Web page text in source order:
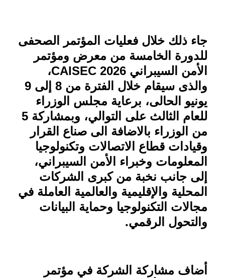
جاء ذلك خلال فعليات المؤتمر الصحفى
للدورة الخامسة من معرض ومؤتمر
الأمن السيبراني CAISEC 2026،
والذى سيقام خلال الفترة من 8 إلى 9
يونيو الحالى، برعاية مجلس الوزراء
للعام الثالث على التوالي، وبمشاركة 5
من الوزراء بالاضافة الى صناع القرار
وقيادات قطاع الاتصالات وتكنولوجيا
المعلومات وخبراء الأمن السيبراني،
إلى جانب نخبة من كبرى الشركات
المحلية والإقليمية والعالمية العاملة في
مجالات التكنولوجيا وحماية البيانات
والتحول الرقمي.
أضاف مشاركة الشركة في مؤتمر